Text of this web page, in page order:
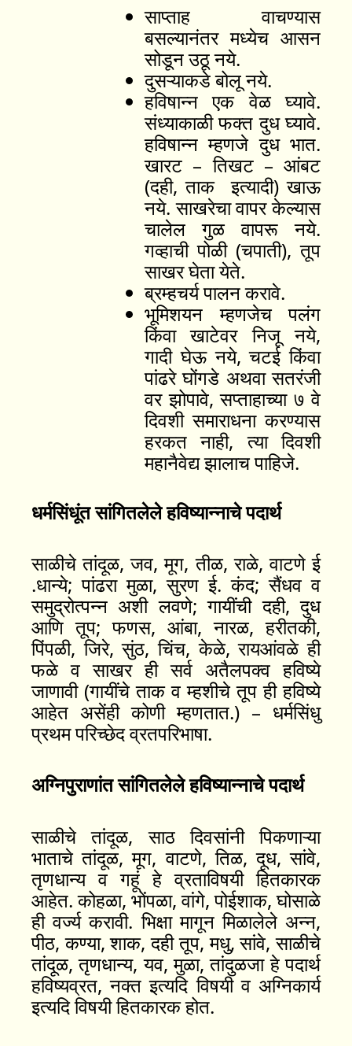
साप्ताह वाचण्यास
बसल्यानंतर मध्येच आसन
सोडून उठू नये.
दुसऱ्याकडे बोलू नये.
हविषान्न एक वेळ घ्यावे.
संध्याकाळी फक्त दुध घ्यावे.
हविषान्न म्हणजे दुध भात.
खारट – तिखट – आंबट
(दही, ताक इत्यादी) खाऊ
नये. साखरेचा वापर केल्यास
चालेल गुळ वापरू नये.
गव्हाची पोळी (चपाती), तूप
साखर घेता येते.
ब्रम्हचर्य पालन करावे.
भूमिशयन म्हणजेच पलंग
किंवा खाटेवर निजू नये,
गादी घेऊ नये, चटई किंवा
पांढरे घोंगडे अथवा सतरंजी
वर झोपावे, सप्ताहाच्या ७ वे
दिवशी समाराधना करण्यास
हरकत नाही, त्या दिवशी
महानैवेद्य झालाच पाहिजे.
धर्मसिंधूंत सांगितलेले हविष्यान्नाचे पदार्थ
साळीचे तांदूळ, जव, मूग, तीळ, राळे, वाटणे ई
.धान्ये; पांढरा मुळा, सुरण ई. कंद; सैंधव व
समुद्रोत्पन्न अशी लवणे; गायींची दही, दुध
आणि तूप; फणस, आंबा, नारळ, हरीतकी,
पिंपळी, जिरे, सुंठ, चिंच, केळे, रायआंवळे ही
फळे व साखर ही सर्व अतैलपक्व हविष्ये
जाणावी (गायींचे ताक व म्हशीचे तूप ही हविष्ये
आहेत असेंही कोणी म्हणतात.) – धर्मसिंधु
प्रथम परिच्छेद व्रतपरिभाषा.
अग्निपुराणांत सांगितलेले हविष्यान्नाचे पदार्थ
साळीचे तांदूळ, साठ दिवसांनी पिकणाऱ्या
भाताचे तांदूळ, मूग, वाटणे, तिळ, दूध, सांवे,
तृणधान्य व गहूं हे व्रताविषयी हितकारक
आहेत. कोहळा, भोंपळा, वांगे, पोईशाक, घोसाळे
ही वर्ज्य करावी. भिक्षा मागून मिळालेले अन्न,
पीठ, कण्या, शाक, दही तूप, मधु, सांवे, साळीचे
तांदूळ, तृणधान्य, यव, मुळा, तांदुळजा हे पदार्थ
हविष्यव्रत, नक्त इत्यदि विषयी व अग्निकार्य
इत्यदि विषयी हितकारक होत.